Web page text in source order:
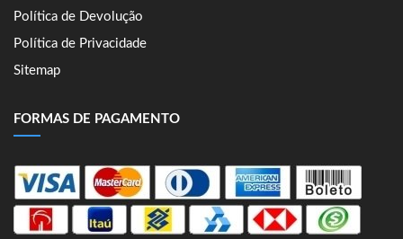
Política de Devolução
Política de Privacidade
Sitemap
FORMAS DE PAGAMENTO